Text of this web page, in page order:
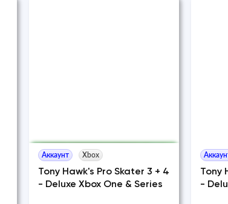
Аккаунт Xbox
Tony Hawk's Pro Skater 3 + 4
- Deluxe Xbox One & Series
Tony
-